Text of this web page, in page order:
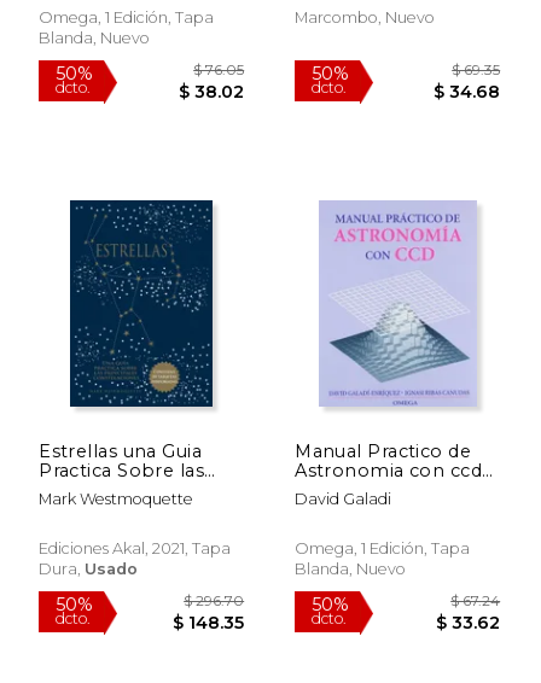
Omega, 1 Edición, Tapa
Blanda, Nuevo
Marcombo, Nuevo
Estrellas una Guia
Practica Sobre las
Principales
Constelaciones
Mark Westmoquette
Ediciones Akal, 2021, Tapa
Dura, Usado
Manual Practico de
Astronomia con ccd
(Geografía y
Geología-
David Galadi
Omega, 1 Edición, Tapa
Blanda, Nuevo